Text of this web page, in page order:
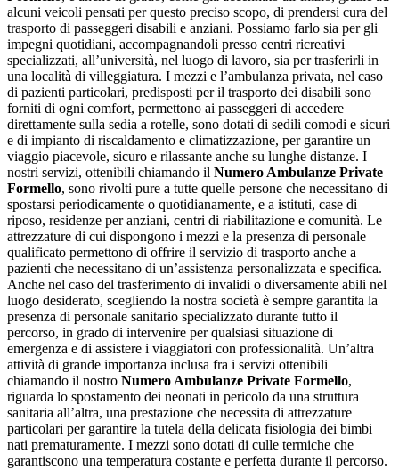
alcuni veicoli pensati per questo preciso scopo, di prendersi cura del
trasporto di passeggeri disabili e anziani. Possiamo farlo sia per gli
impegni quotidiani, accompagnandoli presso centri ricreativi
specializzati, all’università, nel luogo di lavoro, sia per trasferirli in
una località di villeggiatura. I mezzi e l’ambulanza privata, nel caso
di pazienti particolari, predisposti per il trasporto dei disabili sono
forniti di ogni comfort, permettono ai passeggeri di accedere
direttamente sulla sedia a rotelle, sono dotati di sedili comodi e sicuri
e di impianto di riscaldamento e climatizzazione, per garantire un
viaggio piacevole, sicuro e rilassante anche su lunghe distanze. I
nostri servizi, ottenibili chiamando il Numero Ambulanze Private
Formello, sono rivolti pure a tutte quelle persone che necessitano di
spostarsi periodicamente o quotidianamente, e a istituti, case di
riposo, residenze per anziani, centri di riabilitazione e comunità. Le
attrezzature di cui dispongono i mezzi e la presenza di personale
qualificato permettono di offrire il servizio di trasporto anche a
pazienti che necessitano di un’assistenza personalizzata e specifica.
Anche nel caso del trasferimento di invalidi o diversamente abili nel
luogo desiderato, scegliendo la nostra società è sempre garantita la
presenza di personale sanitario specializzato durante tutto il
percorso, in grado di intervenire per qualsiasi situazione di
emergenza e di assistere i viaggiatori con professionalità. Un’altra
attività di grande importanza inclusa fra i servizi ottenibili
chiamando il nostro Numero Ambulanze Private Formello,
riguarda lo spostamento dei neonati in pericolo da una struttura
sanitaria all’altra, una prestazione che necessita di attrezzature
particolari per garantire la tutela della delicata fisiologia dei bimbi
nati prematuramente. I mezzi sono dotati di culle termiche che
garantiscono una temperatura costante e perfetta durante il percorso.